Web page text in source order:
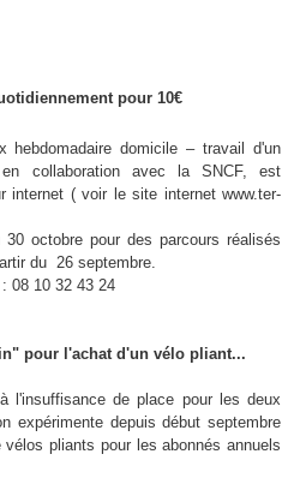
pour 10€
hebdomadaire domicile – travail d'un
en collaboration avec la SNCF, est
internet ( voir le site internet www.ter-
30 octobre pour des parcours réalisés
du 26 septembre.
08 10 32 43 24
pour l'achat d'un vélo pliant...
l'insuffisance de place pour les deux
expérimente depuis début septembre
vélos pliants pour les abonnés annuels